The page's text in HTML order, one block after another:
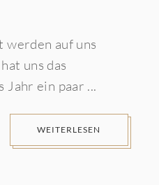
werden auf uns
uns das
ein paar ...
WEITERLESEN